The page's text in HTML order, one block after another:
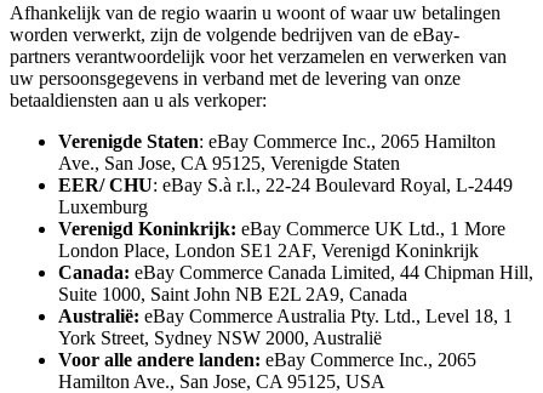
Afhankelijk van de regio waarin u woont of waar uw betalingen
worden verwerkt, zijn de volgende bedrijven van de eBay-
partners verantwoordelijk voor het verzamelen en verwerken van
uw persoonsgegevens in verband met de levering van onze
betaaldiensten aan u als verkoper:
Verenigde Staten: eBay Commerce Inc., 2065 Hamilton
Ave., San Jose, CA 95125, Verenigde Staten
EER/ CHU: eBay S.à r.l., 22-24 Boulevard Royal, L-2449
Luxemburg
Verenigd Koninkrijk: eBay Commerce UK Ltd., 1 More
London Place, London SE1 2AF, Verenigd Koninkrijk
Canada: eBay Commerce Canada Limited, 44 Chipman Hill,
Suite 1000, Saint John NB E2L 2A9, Canada
Australië: eBay Commerce Australia Pty. Ltd., Level 18, 1
York Street, Sydney NSW 2000, Australië
Voor alle andere landen: eBay Commerce Inc., 2065
Hamilton Ave., San Jose, CA 95125, USA